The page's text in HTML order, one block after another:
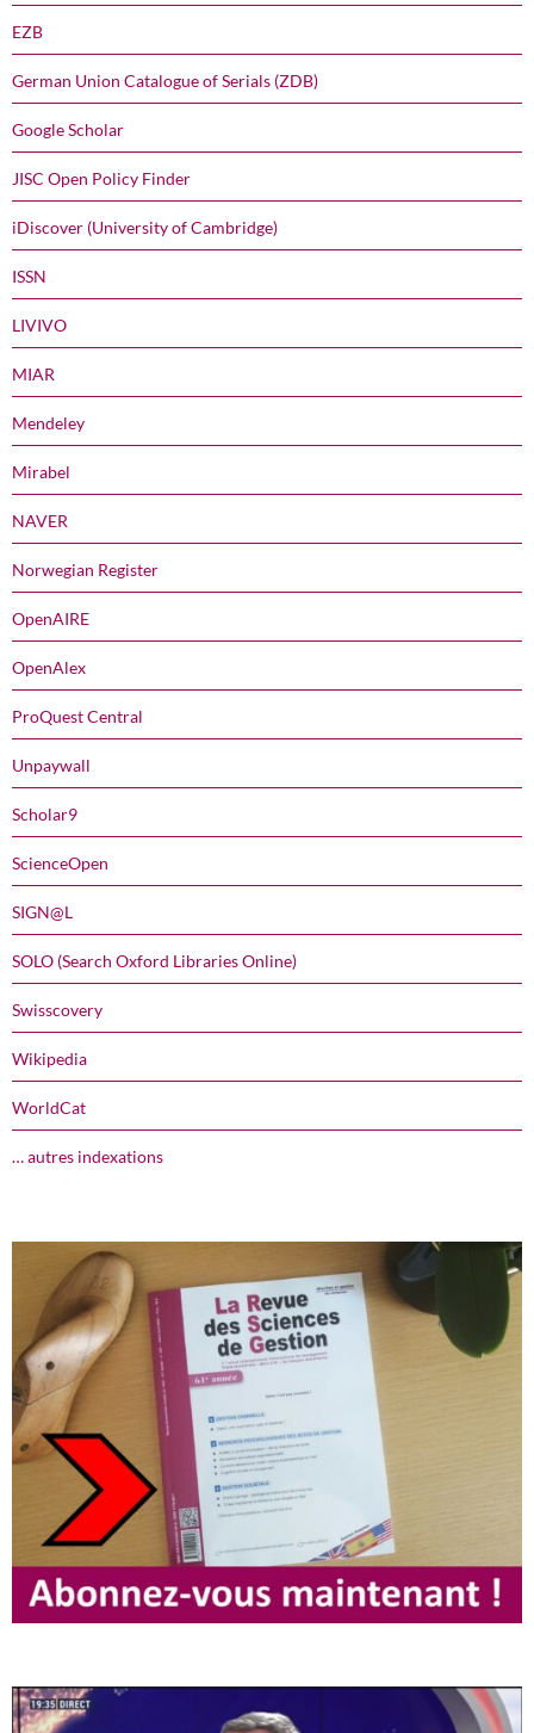
EZB
German Union Catalogue of Serials (ZDB)
Google Scholar
JISC Open Policy Finder
iDiscover (University of Cambridge)
ISSN
LIVIVO
MIAR
Mendeley
Mirabel
NAVER
Norwegian Register
OpenAIRE
OpenAlex
ProQuest Central
Unpaywall
Scholar9
ScienceOpen
SIGN@L
SOLO (Search Oxford Libraries Online)
Swisscovery
Wikipedia
WorldCat
… autres indexations